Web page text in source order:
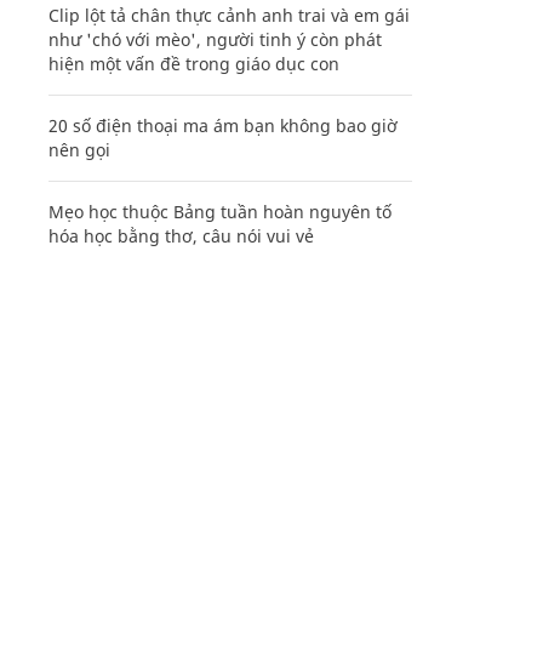
Clip lột tả chân thực cảnh anh trai và em gái
như 'chó với mèo', người tinh ý còn phát
hiện một vấn đề trong giáo dục con
20 số điện thoại ma ám bạn không bao giờ
nên gọi
Mẹo học thuộc Bảng tuần hoàn nguyên tố
hóa học bằng thơ, câu nói vui vẻ